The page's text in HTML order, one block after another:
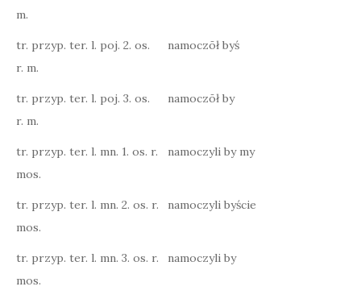
m.
tr. przyp. ter. l. poj. 2. os.
r. m.
namoczōł byś
tr. przyp. ter. l. poj. 3. os.
r. m.
namoczōł by
tr. przyp. ter. l. mn. 1. os. r.
mos.
namoczyli by my
tr. przyp. ter. l. mn. 2. os. r.
mos.
namoczyli byście
tr. przyp. ter. l. mn. 3. os. r.
mos.
namoczyli by